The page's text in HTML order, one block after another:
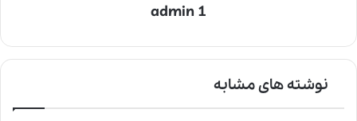
admin 1
نوشته های مشابه